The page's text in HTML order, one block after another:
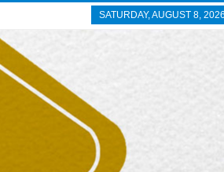
SATURDAY, AUGUST 8, 2026